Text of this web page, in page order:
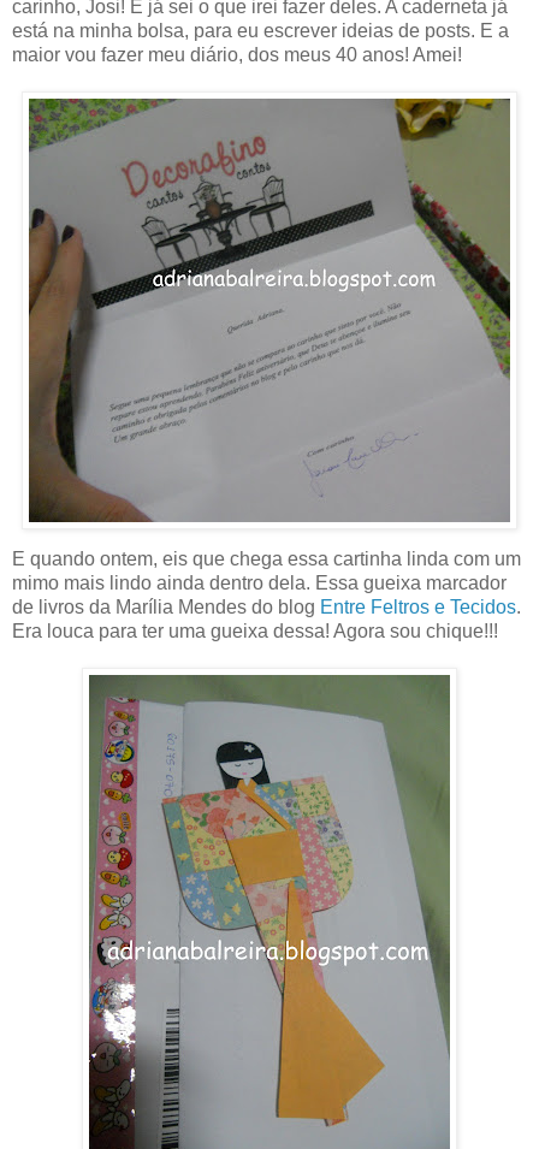
carinho, Josi! E já sei o que irei fazer deles. A caderneta já
está na minha bolsa, para eu escrever ideias de posts. E a
maior vou fazer meu diário, dos meus 40 anos! Amei!
E quando ontem, eis que chega essa cartinha linda com um
mimo mais lindo ainda dentro dela. Essa gueixa marcador
de livros da Marília Mendes do blog Entre Feltros e Tecidos.
Era louca para ter uma gueixa dessa! Agora sou chique!!!